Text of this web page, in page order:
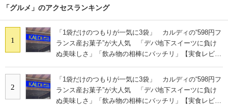
「グルメ」のアクセスランキング
1
「1袋だけのつもりが一気に3袋」 カルディの“598円フ
ランス産お菓子”が大人気 「デパ地下スイーツに負け
ぬ美味しさ」「飲み物の相棒にバッチリ」【実食レビュ
2
「1袋だけのつもりが一気に3袋」 カルディの“598円フ
ランス産お菓子”が大人気 「デパ地下スイーツに負け
ぬ美味しさ」「飲み物の相棒にバッチリ」【実食レビュ